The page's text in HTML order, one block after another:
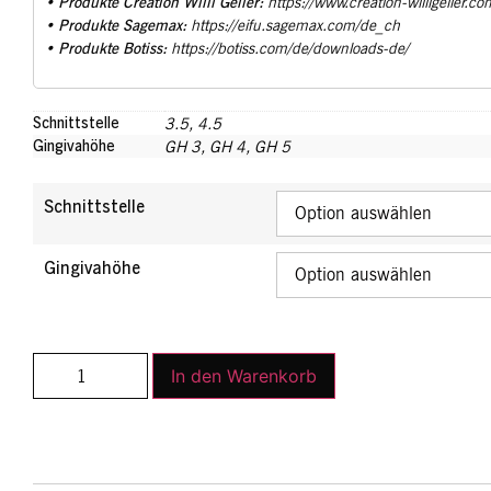
• Produkte Sagemax: https://eifu.sagemax.com/de_ch
• Produkte Botiss: https://botiss.com/de/downloads-de/
Schnittstelle 3.5, 4.5
Gingivahöhe GH 3, GH 4, GH 5
Schnittstelle
Gingivahöhe
In den Warenkorb